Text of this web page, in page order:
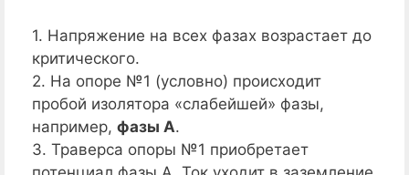
1. Напряжение на всех фазах возрастает до
критического.
2. На опоре №1 (условно) происходит
пробой изолятора «слабейшей» фазы,
например, фазы А.
3. Траверса опоры №1 приобретает